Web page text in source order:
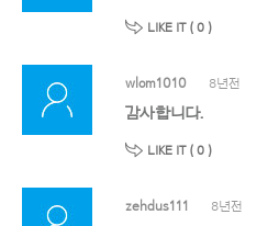
LIKE IT ( 0 )
wlom1010 8년전
감사합니다.
LIKE IT ( 0 )
zehdus111 8년전